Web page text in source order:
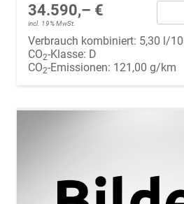
34.590,– €
incl. 19% MwSt.
Verbrauch kombiniert: 5,30 l/
CO2-Klasse: D
CO2-Emissionen: 121,00 g/km